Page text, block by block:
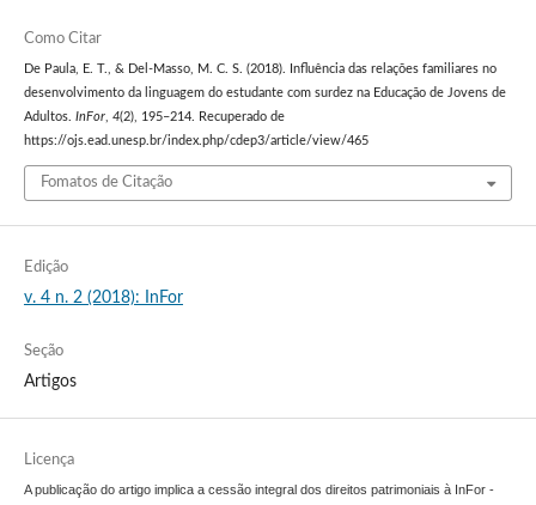
Como Citar
De Paula, E. T., & Del-Masso, M. C. S. (2018). Influência das relações familiares no
desenvolvimento da linguagem do estudante com surdez na Educação de Jovens de
Adultos. InFor, 4(2), 195–214. Recuperado de
https://ojs.ead.unesp.br/index.php/cdep3/article/view/465
Fomatos de Citação
Edição
v. 4 n. 2 (2018): InFor
Seção
Artigos
Licença
A publicação do artigo implica a cessão integral dos direitos patrimoniais à InFor -